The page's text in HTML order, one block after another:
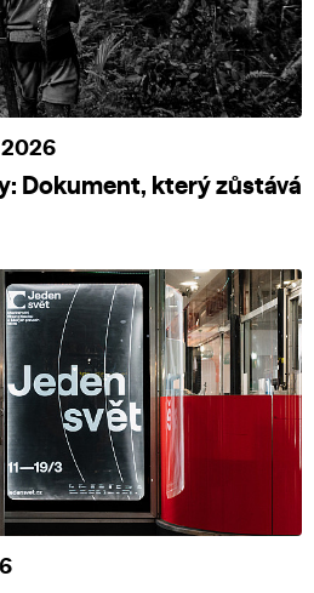
2026
Dokument, který zůstává